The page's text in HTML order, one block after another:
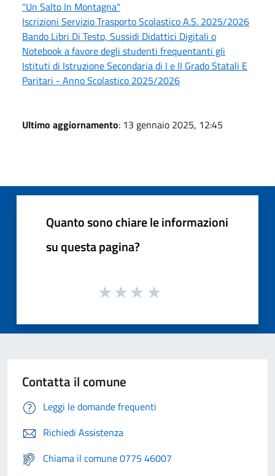
"Un Salto In Montagna"
Iscrizioni Servizio Trasporto Scolastico A.S. 2025/2026
Bando Libri Di Testo, Sussidi Didattici Digitali o
Notebook a favore degli studenti frequentanti gli
Istituti di Istruzione Secondaria di I e II Grado Statali E
Paritari - Anno Scolastico 2025/2026
Ultimo aggiornamento: 13 gennaio 2025, 12:45
Quanto sono chiare le informazioni
su questa pagina?
Contatta il comune
Leggi le domande frequenti
Richiedi Assistenza
Chiama il comune 0775 46007